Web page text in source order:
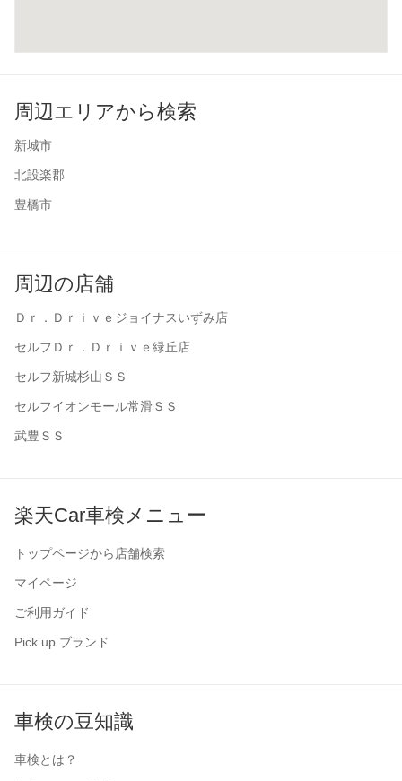
周辺エリアから検索
新城市
北設楽郡
豊橋市
周辺の店舗
Ｄｒ．Ｄｒｉｖｅジョイナスいずみ店
セルフＤｒ．Ｄｒｉｖｅ緑丘店
セルフ新城杉山ＳＳ
セルフイオンモール常滑ＳＳ
武豊ＳＳ
楽天Car車検メニュー
トップページから店舗検索
マイページ
ご利用ガイド
Pick up ブランド
車検の豆知識
車検とは？